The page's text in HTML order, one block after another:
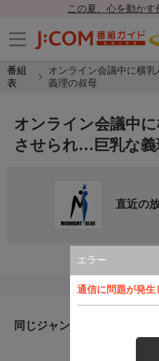
この夏、心を動かす
番組
表
オンライン会議中に横
義理の叔母
エラー
通信に問題が発
オンライン会議中
させられ…巨乳な義
直近の
同じジャンルのおすすめ番組